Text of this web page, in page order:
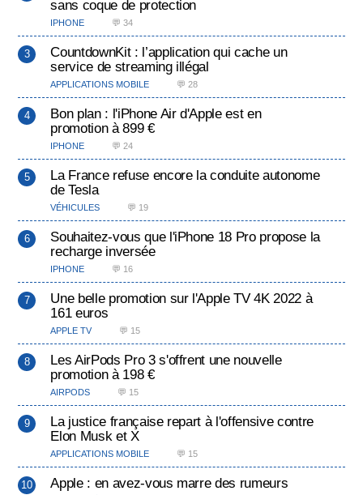
sans coque de protection
IPHONE 💬 34
CountdownKit : l’application qui cache un
service de streaming illégal
APPLICATIONS MOBILE 💬 28
Bon plan : l'iPhone Air d'Apple est en
promotion à 899 €
IPHONE 💬 24
La France refuse encore la conduite autonome
de Tesla
VÉHICULES 💬 19
Souhaitez-vous que l'iPhone 18 Pro propose la
recharge inversée
IPHONE 💬 16
Une belle promotion sur l'Apple TV 4K 2022 à
161 euros
APPLE TV 💬 15
Les AirPods Pro 3 s'offrent une nouvelle
promotion à 198 €
AIRPODS 💬 15
La justice française repart à l'offensive contre
Elon Musk et X
APPLICATIONS MOBILE 💬 15
Apple : en avez-vous marre des rumeurs